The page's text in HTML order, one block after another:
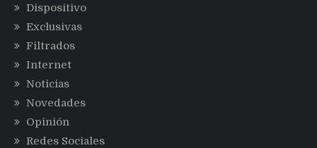
Dispositivo
Exclusivas
Filtrados
Internet
Noticias
Novedades
Opinión
Redes Sociales